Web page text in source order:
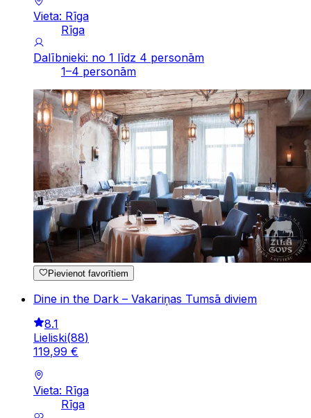
Vieta: Rīga
Rīga
Dalībnieki: no 1 līdz 4 personām
1–4 personām
Pievienot favorītiem
Dine in the Dark – Vakariņas Tumsā diviem
8.1
Lieliski(88)
119,99 €
Vieta: Rīga
Rīga